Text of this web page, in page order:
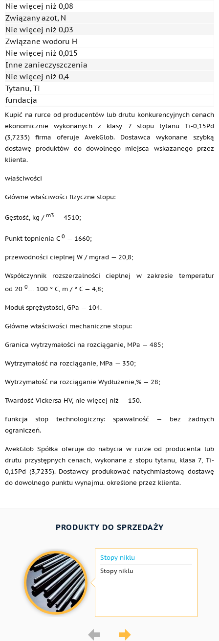
Nie więcej niż 0,08
Związany azot, N
Nie więcej niż 0,03
Związane wodoru H
Nie więcej niż 0,015
Inne zanieczyszczenia
Nie więcej niż 0,4
Tytanu, Ti
fundacja
Kupić na rurce od producentów lub drutu konkurencyjnych cenach
ekonomicznie wykonanych z klasy 7 stopu tytanu Ti-0,15Pd
(3,7235) firma oferuje AvekGlob. Dostawca wykonane szybką
dostawę produktów do dowolnego miejsca wskazanego przez
klienta.
właściwości
Główne właściwości fizyczne stopu:
Gęstość, kg / m3 — 4510;
Punkt topnienia C 0 — 1660;
przewodności cieplnej W / mgrad — 20,8;
Współczynnik rozszerzalności cieplnej w zakresie temperatur
od 20 0… 100 ° C, m / ° C — 4,8;
Moduł sprężystości, GPa — 104.
Główne właściwości mechaniczne stopu:
Granica wytrzymałości na rozciąganie, MPa — 485;
Wytrzymałość na rozciąganie, MPa — 350;
Wytrzymałość na rozciąganie Wydłużenie,% — 28;
Twardość Vickersa HV, nie więcej niż — 150.
funkcja stop technologiczny: spawalność — bez żadnych
ograniczeń.
AvekGlob Spółka oferuje do nabycia w rurze od producenta lub
drutu przystępnych cenach, wykonane z stopu tytanu, klasa 7, Ti-
0,15Pd (3,7235). Dostawcy produkować natychmiastową dostawę
do dowolnego punktu wynajmu. określone przez klienta.
PRODUKTY DO SPRZEDAŻY
Stopy niklu
Stopy niklu